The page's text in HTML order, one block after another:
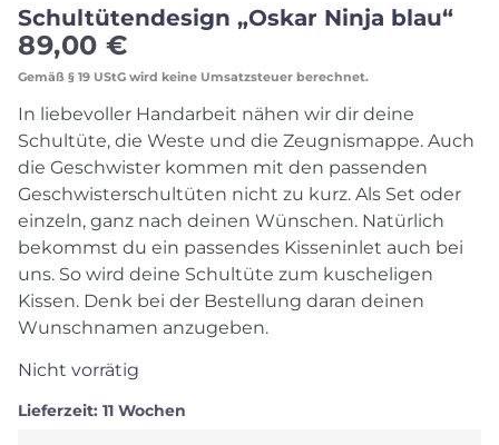
Schultütendesign „Oskar Ninja blau“
89,00 €
Gemäß § 19 UStG wird keine Umsatzsteuer berechnet.
In liebevoller Handarbeit nähen wir dir deine
Schultüte, die Weste und die Zeugnismappe. Auch
die Geschwister kommen mit den passenden
Geschwisterschultüten nicht zu kurz. Als Set oder
einzeln, ganz nach deinen Wünschen. Natürlich
bekommst du ein passendes Kisseninlet auch bei
uns. So wird deine Schultüte zum kuscheligen
Kissen. Denk bei der Bestellung daran deinen
Wunschnamen anzugeben.
Nicht vorrätig
Lieferzeit: 11 Wochen